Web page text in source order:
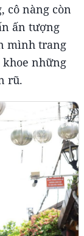
cô nàng còn
ấn tượng
mình trang
những
rũ.